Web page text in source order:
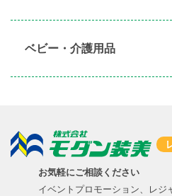
ベビー・介護用品​
お気軽にご相談ください
イベントプロモーション、レ